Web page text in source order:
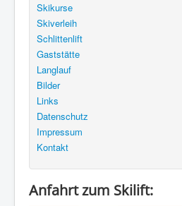
Skikurse
Skiverleih
Schlittenlift
Gaststätte
Langlauf
Bilder
Links
Datenschutz
Impressum
Kontakt
Anfahrt zum Skilift: